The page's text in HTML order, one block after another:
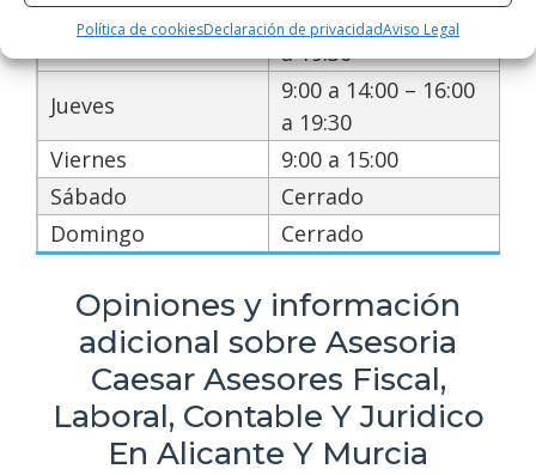
Política de cookiesDeclaración de privacidadAviso Legal
Miércoles
9:00 a 14:00 – 16:00
a 19:30
Jueves
9:00 a 14:00 – 16:00
a 19:30
Viernes
9:00 a 15:00
Sábado
Cerrado
Domingo
Cerrado
Opiniones y información
adicional sobre Asesoria
Caesar Asesores Fiscal,
Laboral, Contable Y Juridico
En Alicante Y Murcia